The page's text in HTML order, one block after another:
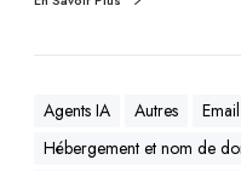
Agents IA Autres
Hébergement et nom de